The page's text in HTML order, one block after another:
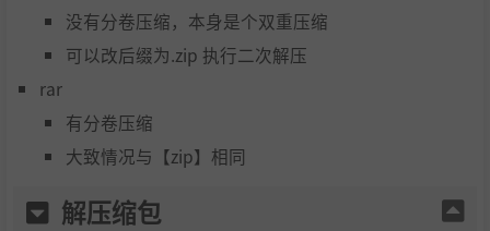
没有分卷压缩，本身是个双重压缩
可以改后缀为.zip 执行二次解压
rar
有分卷压缩
大致情况与【zip】相同
解压缩包